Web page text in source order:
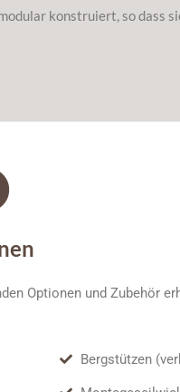
konstruiert, so dass
Optionen und Zubehör
Bergstützen